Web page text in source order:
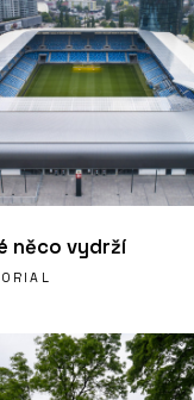
něco vydrží